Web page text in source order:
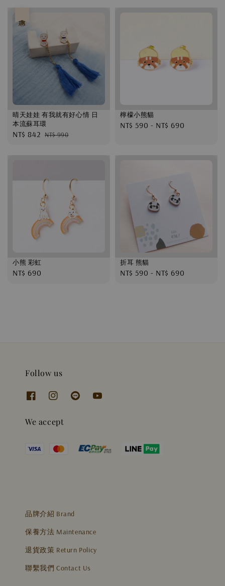
晴天娃娃 有我就有好心情 日
本流蘇耳環
Sale
NT$ 842 Regular
NT$ 990
檸檬小熊貓
Regular
NT$ 590 - NT$ 690
小熊 彩虹
Regular
NT$ 690
折耳 熊貓
Regular
NT$ 590 - NT$ 690
Follow us
We accept
品牌介紹 Brand
保養方法 Maintenance
退貨政策 Return Policy
聯繫我們 Contact Us